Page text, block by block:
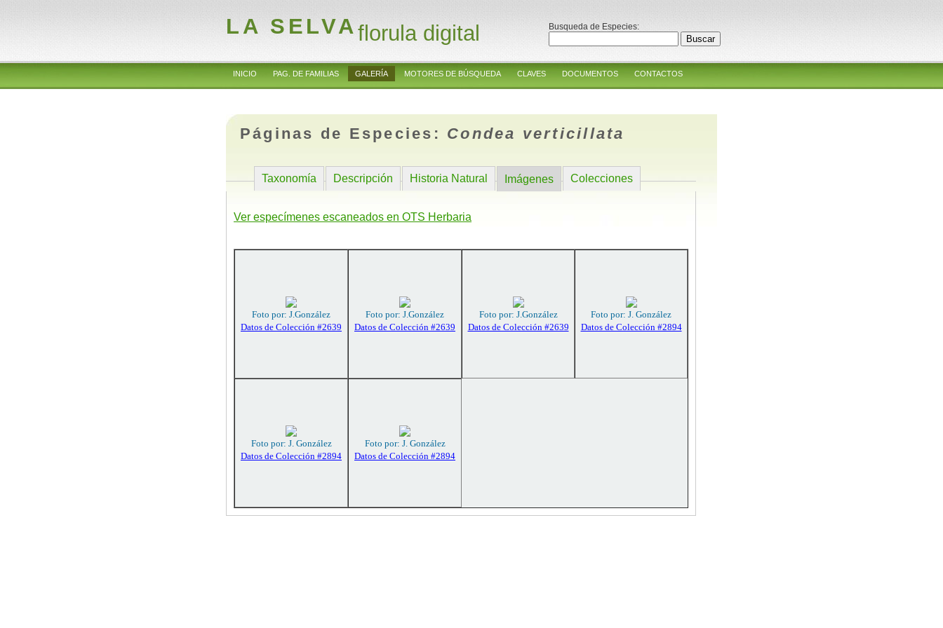
LA SELVAflorula digital Busqueda de Especies:
INICIO PAG. DE FAMILIAS GALERÍA MOTORES DE BÚSQUEDA CLAVES DOCUMENTOS CONTACTOS
Páginas de Especies: Condea verticillata
Taxonomía Descripción Historia Natural Imágenes Colecciones
Ver especímenes escaneados en OTS Herbaria
Foto por: J.González
Datos de Colección #2639
Foto por: J.González
Datos de Colección #2639
Foto por: J.González
Datos de Colección #2639
Foto por: J. González
Datos de Colección #2894
Foto por: J. González
Datos de Colección #2894
Foto por: J. González
Datos de Colección #2894